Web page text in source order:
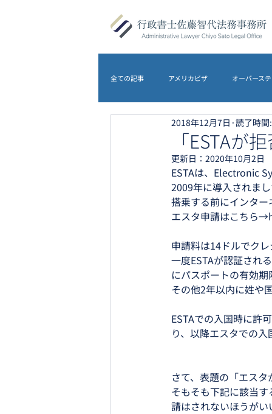
全ての記事 アメリカビザ オーバース
アメリカビザ オー
離婚 イギリスビザ
「ESTAが
2018年12月7日 読了時間
更新日： 2020年10月2日
ESTAは、Electronic
2009年に導入されま
搭乗する前にインタ
エスタ申請はこちら
申請料は14ドルでク
一度ESTAが認証され
にパスポートの有効
その他2年以内に姓や
ESTAでの入国時に許
り、以降エスタでの
さて、表題の「エス
そもそも下記に該当
請はされないほうがい